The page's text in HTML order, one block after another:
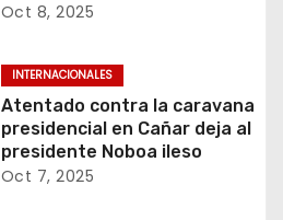
Oct 8, 2025
INTERNACIONALES
Atentado contra la caravana
presidencial en Cañar deja al
presidente Noboa ileso
Oct 7, 2025